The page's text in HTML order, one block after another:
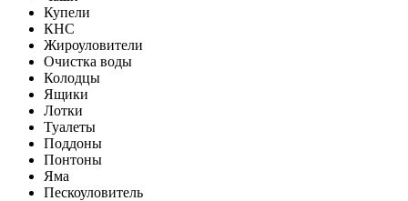
Купели
КНС
Жироуловители
Очистка воды
Колодцы
Ящики
Лотки
Туалеты
Поддоны
Понтоны
Яма
Пескоуловитель